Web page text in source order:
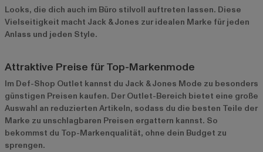
Looks, die dich auch im Büro stilvoll auftreten lassen. Diese
Vielseitigkeit macht Jack & Jones zur idealen Marke für jeden
Anlass und jeden Style.
Attraktive Preise für Top-Markenmode
Im Def-Shop Outlet kannst du Jack & Jones Mode zu besonders
günstigen Preisen kaufen. Der Outlet-Bereich bietet eine große
Auswahl an reduzierten Artikeln, sodass du die besten Teile der
Marke zu unschlagbaren Preisen ergattern kannst. So
bekommst du Top-Markenqualität, ohne dein Budget zu
sprengen.